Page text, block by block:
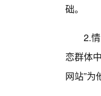
础。
2.
恋群体
网站”为